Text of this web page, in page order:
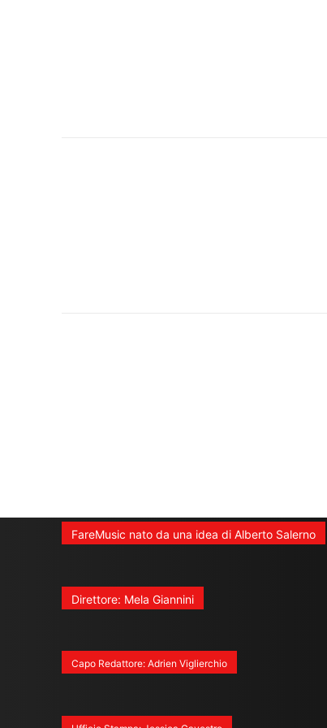
FareMusic nato da una idea di Alberto Salerno
Direttore: Mela Giannini
Capo Redattore: Adrien Viglierchio